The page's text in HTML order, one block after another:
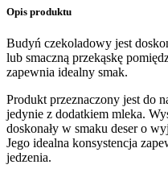
Opis produktu
Budyń czekoladowy jest
lub smaczną przekąskę
zapewnia idealny smak.
Produkt przeznaczony jest do
jedynie z dodatkiem mleka.
doskonały w smaku deser o
Jego idealna konsystencja
jedzenia.